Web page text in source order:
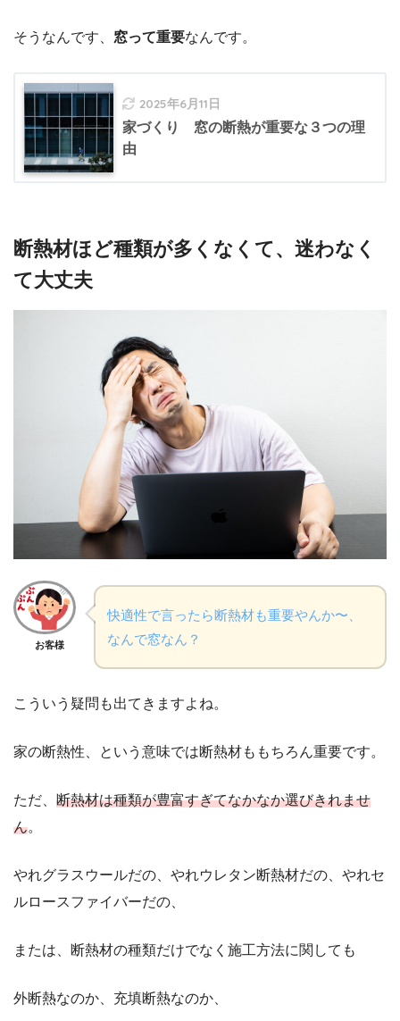
そうなんです、 窓って重要なんです。
2025年6月11日
家づくり 窓の断熱が重要な３つの理
由
断熱材ほど種類が多くなくて、迷わなく
て大丈夫
お客様
快適性で言ったら断熱材も重要やんか〜、
なんで窓なん？
こういう疑問も出てきますよね。
家の断熱性、という意味では断熱材ももちろん重要です。
ただ、 断熱材は種類が豊富すぎてなかなか選びきれませ
ん。
やれグラスウールだの、やれウレタン断熱材だの、やれセ
ルロースファイバーだの、
または、断熱材の種類だけでなく施工方法に関しても
外断熱なのか、充填断熱なのか、